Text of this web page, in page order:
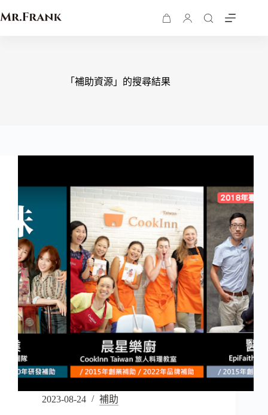
「補助資源」的搜尋結果
2023-08-24 補助